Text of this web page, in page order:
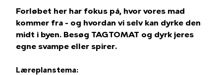
Forløbet her har fokus på, hvor vores mad
kommer fra - og hvordan vi selv kan dyrke den
midt i byen. Besøg TAGTOMAT og dyrk jeres
egne svampe eller spirer.
Læreplanstema